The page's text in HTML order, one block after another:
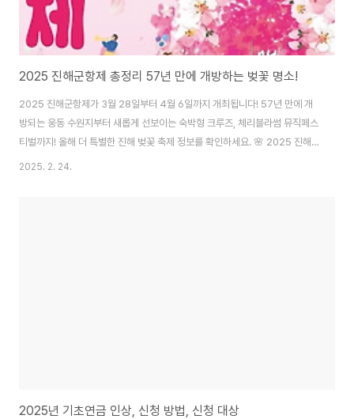
2025 진해군항제 총정리 57년 만에 개방하는 벚꽃 명소!
2025 진해군항제가 3월 28일부터 4월 6일까지 개최됩니다! 57년 만에 개
방되는 웅동 수원지부터 새롭게 선보이는 숙박형 크루즈, 체리블라썸 뮤직페스
티벌까지! 올해 더 특별한 진해 벚꽃 축제 정보를 확인하세요. 🌸 2025 진해
군항제 일정 & 명소 확인하기 👆 2025 진해군항제 일정 & 주요 프로그램국내
2025. 2. 24.
2025년 기초연금 인상, 신청 방법, 신청 대상